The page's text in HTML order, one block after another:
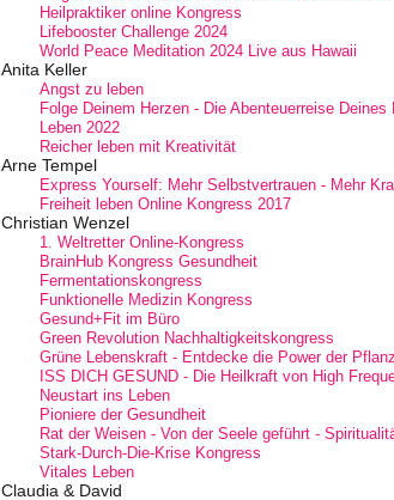
Heilpraktiker online Kongress
Lifebooster Challenge 2024
World Peace Meditation 2024 Live aus Hawaii
Anita Keller
Angst zu leben
Folge Deinem Herzen - Die Abenteuerreise Deines
Leben 2022
Reicher leben mit Kreativität
Arne Tempel
Express Yourself: Mehr Selbstvertrauen - Mehr
Freiheit leben Online Kongress 2017
Christian Wenzel
1. Weltretter Online-Kongress
BrainHub Kongress Gesundheit
Fermentationskongress
Funktionelle Medizin Kongress
Gesund+Fit im Büro
Green Revolution Nachhaltigkeitskongress
Grüne Lebenskraft - Entdecke die Power der
ISS DICH GESUND - Die Heilkraft von High
Neustart ins Leben
Pioniere der Gesundheit
Rat der Weisen - Von der Seele geführt -
Stark-Durch-Die-Krise Kongress
Vitales Leben
Claudia & David